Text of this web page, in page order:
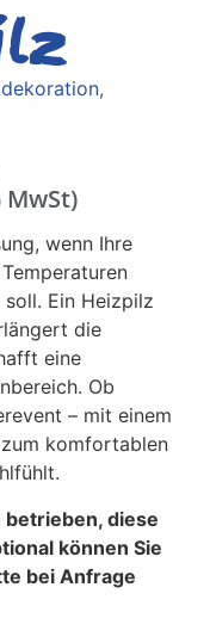
,
wenn Ihre
Ein Heizpilz
die
eine
Ob
– mit einem
komfortablen
betrieben, diese
können Sie
bei Anfrage